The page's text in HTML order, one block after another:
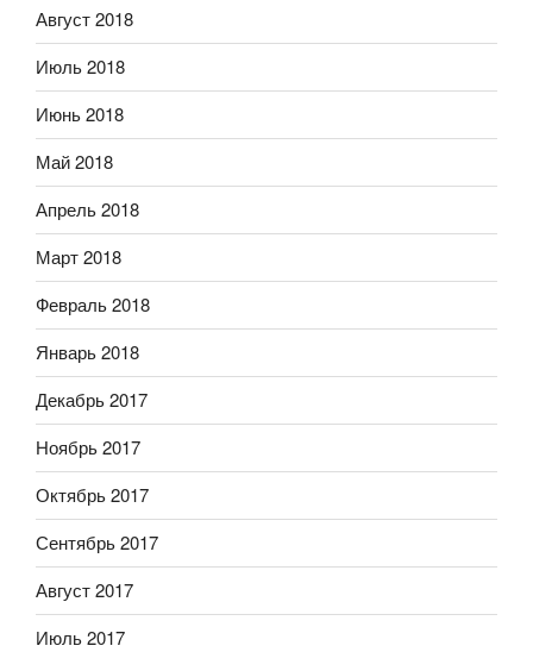
Август 2018
Июль 2018
Июнь 2018
Май 2018
Апрель 2018
Март 2018
Февраль 2018
Январь 2018
Декабрь 2017
Ноябрь 2017
Октябрь 2017
Сентябрь 2017
Август 2017
Июль 2017